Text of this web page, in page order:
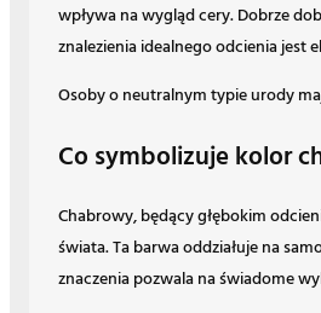
wpływa na wygląd cery. Dobrze
znalezienia idealnego odcienia jest
Osoby o neutralnym typie urody
Co symbolizuje kolor
Chabrowy, będący głębokim
świata. Ta barwa oddziałuje na
znaczenia pozwala na świadome